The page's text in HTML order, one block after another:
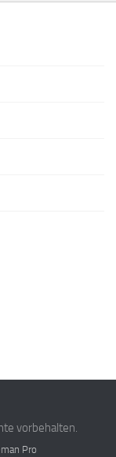
vorbehalten.
Pro